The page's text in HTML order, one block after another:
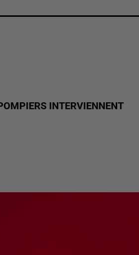
INTERVIENNENT